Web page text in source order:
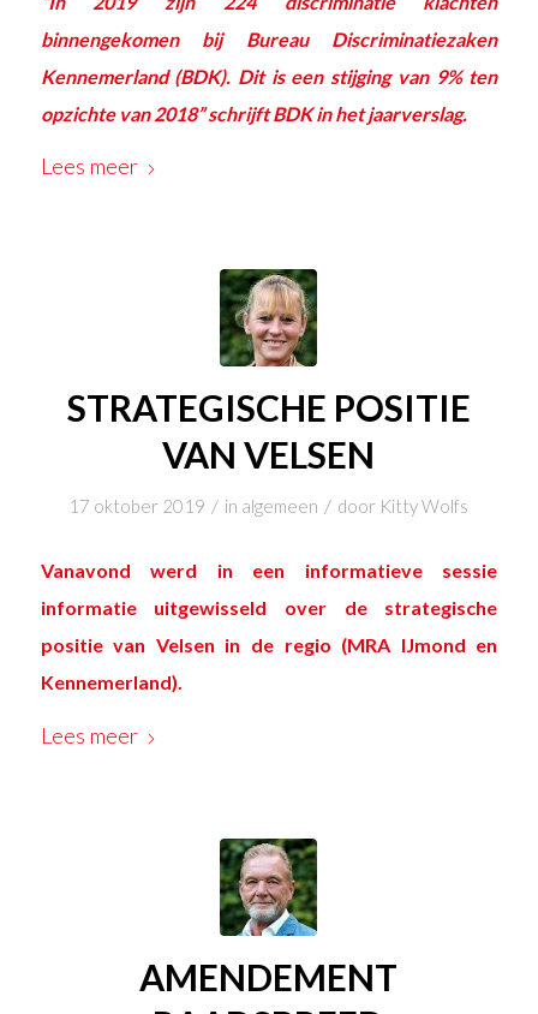
binnengekomen bij Bureau Discriminatiezaken
Kennemerland (BDK). Dit is een stijging van 9% ten
opzichte van 2018” schrijft BDK in het jaarverslag.
Lees meer
STRATEGISCHE POSITIE
VAN VELSEN
17 oktober 2019 / in algemeen / door Kitty Wolfs
Vanavond werd in een informatieve sessie
informatie uitgewisseld over de strategische
positie van Velsen in de regio (MRA IJmond en
Kennemerland).
Lees meer
AMENDEMENT